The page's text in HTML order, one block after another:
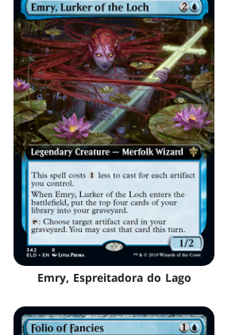
Emry, Espreitadora do Lago